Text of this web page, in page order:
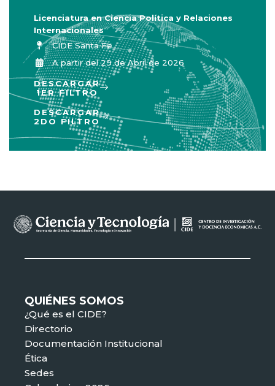
Licenciatura en Ciencia Política y Relaciones
Internacionales
CIDE Santa Fe
A partir del 29 de Abril de 2026
DESCARGAR
1ER FILTRO
DESCARGAR
2DO FILTRO
QUIÉNES SOMOS
¿Qué es el CIDE?
Directorio
Documentación Institucional
Ética
Sedes